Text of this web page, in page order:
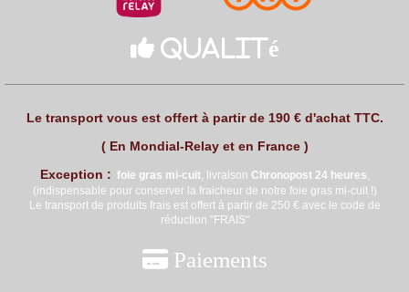
Qualité
Le transport vous est offert à partir de 190 € d'achat TTC.
( En Mondial-Relay et en France )
Exception : foie gras mi-cuit, livraison Chronopost 24 heures
(indispensable pour conserver la fraicheur de notre foie gras mi-cuit !)
Le transport de produits frais est offert à partir de 250 € avec le code de
réduction "FRAIS"
 Paiements